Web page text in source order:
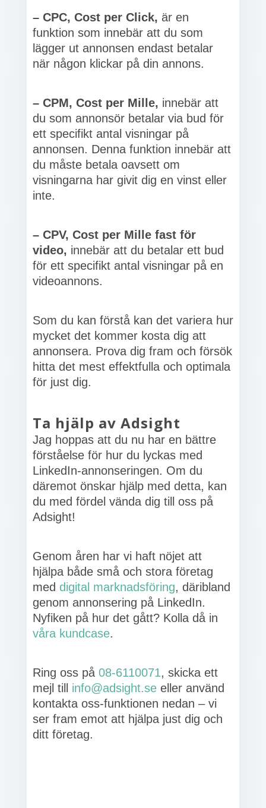
– CPC, Cost per Click, är en
funktion som innebär att du som
lägger ut annonsen endast betalar
när någon klickar på din annons.
– CPM, Cost per Mille, innebär att
du som annonsör betalar via bud för
ett specifikt antal visningar på
annonsen. Denna funktion innebär att
du måste betala oavsett om
visningarna har givit dig en vinst eller
inte.
– CPV, Cost per Mille fast för
video, innebär att du betalar ett bud
för ett specifikt antal visningar på en
videoannons.
Som du kan förstå kan det variera hur
mycket det kommer kosta dig att
annonsera. Prova dig fram och försök
hitta det mest effektfulla och optimala
för just dig.
Ta hjälp av Adsight
Jag hoppas att du nu har en bättre
förståelse för hur du lyckas med
LinkedIn-annonseringen. Om du
däremot önskar hjälp med detta, kan
du med fördel vända dig till oss på
Adsight!
Genom åren har vi haft nöjet att
hjälpa både små och stora företag
med digital marknadsföring, däribland
genom annonsering på LinkedIn.
Nyfiken på hur det gått? Kolla då in
våra kundcase.
Ring oss på 08-6110071, skicka ett
mejl till info@adsight.seeller använd
kontakta oss-funktionen nedan – vi
ser fram emot att hjälpa just dig och
ditt företag.